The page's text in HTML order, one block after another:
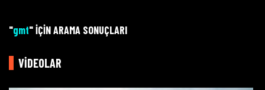
"gmt" İÇİN ARAMA SONUÇLARI
VİDEOLAR